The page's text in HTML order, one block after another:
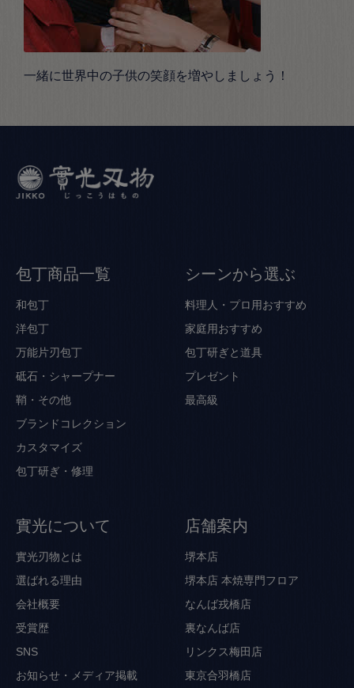
一緒に世界中の子供の笑顔を増やしましょう！
包丁商品一覧
和包丁
洋包丁
万能片刃包丁
砥石・シャープナー
鞘・その他
ブランドコレクション
カスタマイズ
包丁研ぎ・修理
シーンから選ぶ
料理人・プロ用おすすめ
家庭用おすすめ
包丁研ぎと道具
プレゼント
最高級
實光について
實光刃物とは
選ばれる理由
会社概要
受賞歴
SNS
お知らせ・メディア掲載
店舗案内
堺本店
堺本店 本焼専門フロア
なんば戎橋店
裏なんば店
リンクス梅田店
東京合羽橋店